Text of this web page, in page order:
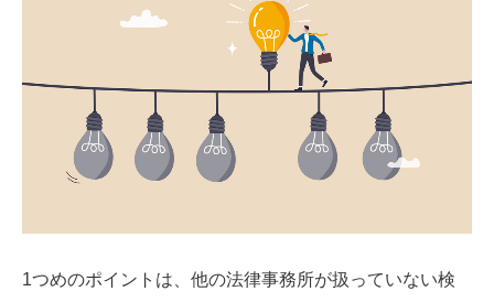
1つめのポイントは、他の法律事務所が扱っていない検